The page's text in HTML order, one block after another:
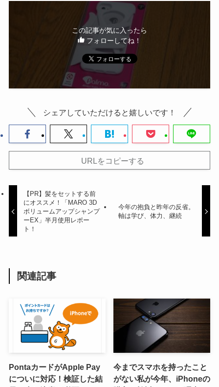
この記事が気に入ったら
フォローしてね！
シェアしていただけると嬉しいです！
URLをコピーする
【PR】髪をセットする前
にオススメ！「MARO 3D
ボリュームアップシャンプ
ーEX」半月使用レポー
ト！
今年の抱負と昨年の反省。
軸は学び、体力、継続
関連記事
PontaカードがApple Pay
についに対応！検証した結
今までスマホを持ったこと
がない私が今年、iPhoneの